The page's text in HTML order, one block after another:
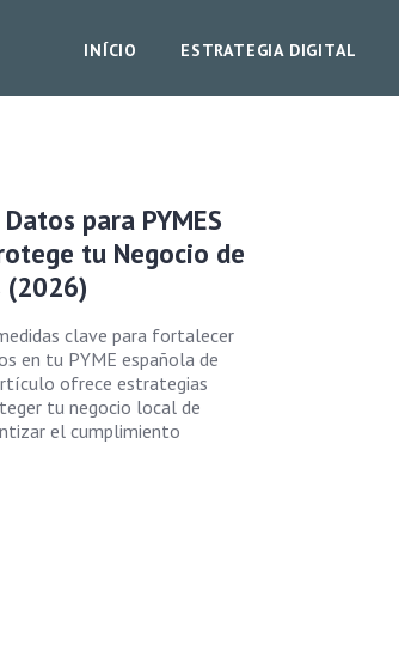
INÍCIO ESTRATEGIA DIGITAL
para PYMES
tu Negocio de
(2026)
clave para fortalecer
en tu PYME española de
ofrece estrategias
tu negocio local de
el cumplimiento